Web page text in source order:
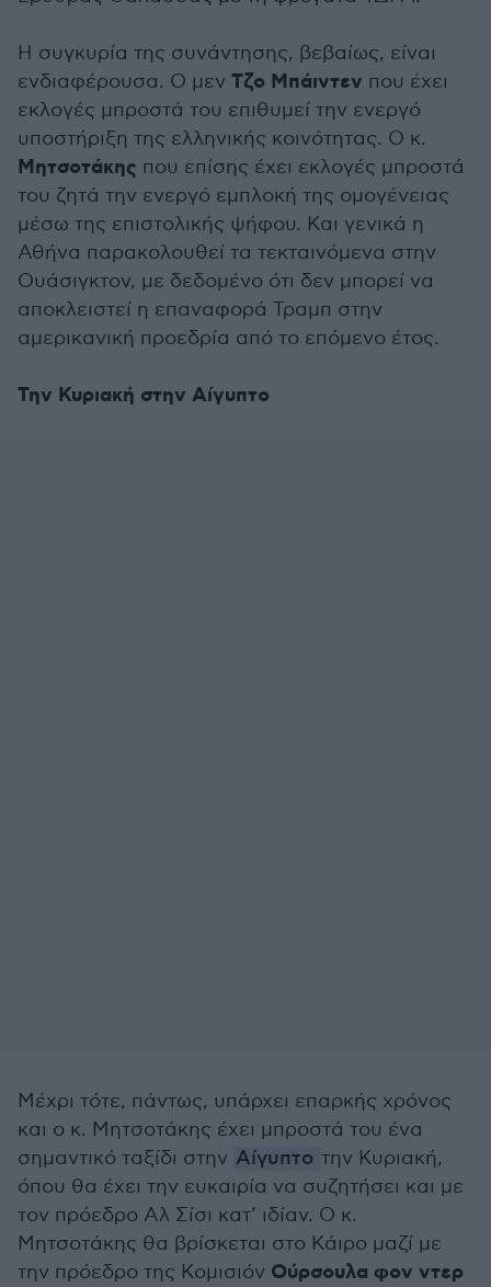
Η συγκυρία της συνάντησης, βεβαίως, είναι
ενδιαφέρουσα. Ο μεν Τζο Μπάιντεν που έχει
εκλογές μπροστά του επιθυμεί την ενεργό
υποστήριξη της ελληνικής κοινότητας. Ο κ.
Μητσοτάκης που επίσης έχει εκλογές μπροστά
του ζητά την ενεργό εμπλοκή της ομογένειας
μέσω της επιστολικής ψήφου. Και γενικά η
Αθήνα παρακολουθεί τα τεκταινόμενα στην
Ουάσιγκτον, με δεδομένο ότι δεν μπορεί να
αποκλειστεί η επαναφορά Τραμπ στην
αμερικανική προεδρία από το επόμενο έτος.
Την Κυριακή στην Αίγυπτο
Μέχρι τότε, πάντως, υπάρχει επαρκής χρόνος
και ο κ. Μητσοτάκης έχει μπροστά του ένα
σημαντικό ταξίδι στην Αίγυπτο την Κυριακή,
όπου θα έχει την ευκαιρία να συζητήσει και με
τον πρόεδρο Αλ Σίσι κατ’ ιδίαν. Ο κ.
Μητσοτάκης θα βρίσκεται στο Κάιρο μαζί με
την πρόεδρο της Κομισιόν Ούρσουλα φον ντερ